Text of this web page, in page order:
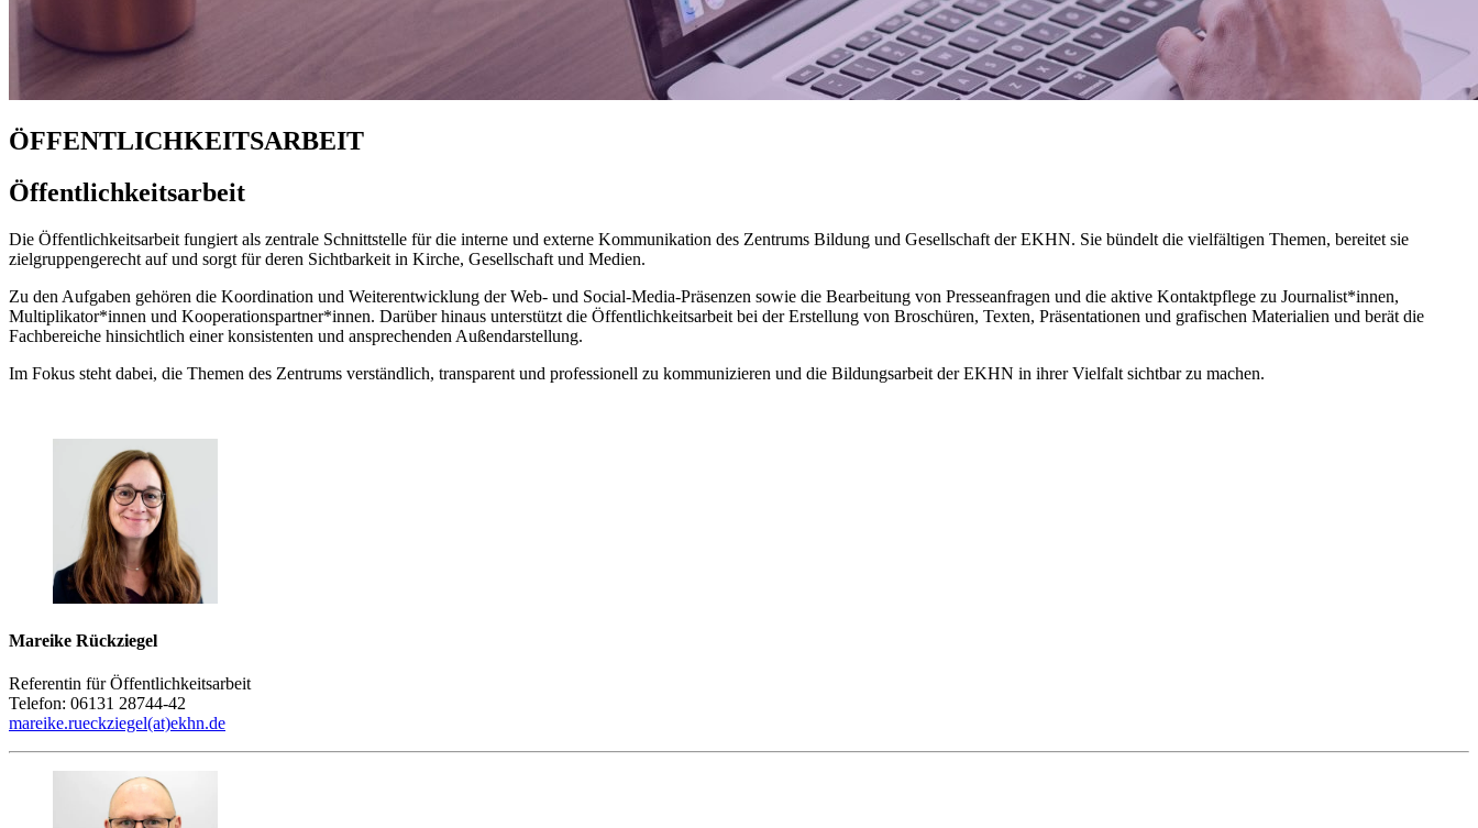
ÖFFENTLICHKEITSARBEIT
Öffentlichkeitsarbeit
Die Öffentlichkeitsarbeit fungiert als zentrale Schnittstelle für die interne und externe Kommunikation des Zentrums Bildung und Gesellschaft der EKHN. Sie bündelt die vielfältigen Themen, bereitet sie
zielgruppengerecht auf und sorgt für deren Sichtbarkeit in Kirche, Gesellschaft und Medien.
Zu den Aufgaben gehören die Koordination und Weiterentwicklung der Web- und Social-Media-Präsenzen sowie die Bearbeitung von Presseanfragen und die aktive Kontaktpflege zu Journalist*innen,
Multiplikator*innen und Kooperationspartner*innen. Darüber hinaus unterstützt die Öffentlichkeitsarbeit bei der Erstellung von Broschüren, Texten, Präsentationen und grafischen Materialien und berät die
Fachbereiche hinsichtlich einer konsistenten und ansprechenden Außendarstellung.
Im Fokus steht dabei, die Themen des Zentrums verständlich, transparent und professionell zu kommunizieren und die Bildungsarbeit der EKHN in ihrer Vielfalt sichtbar zu machen.
Mareike Rückziegel
Referentin für Öffentlichkeitsarbeit
Telefon: 06131 28744-42
mareike.rueckziegel(at)ekhn.de